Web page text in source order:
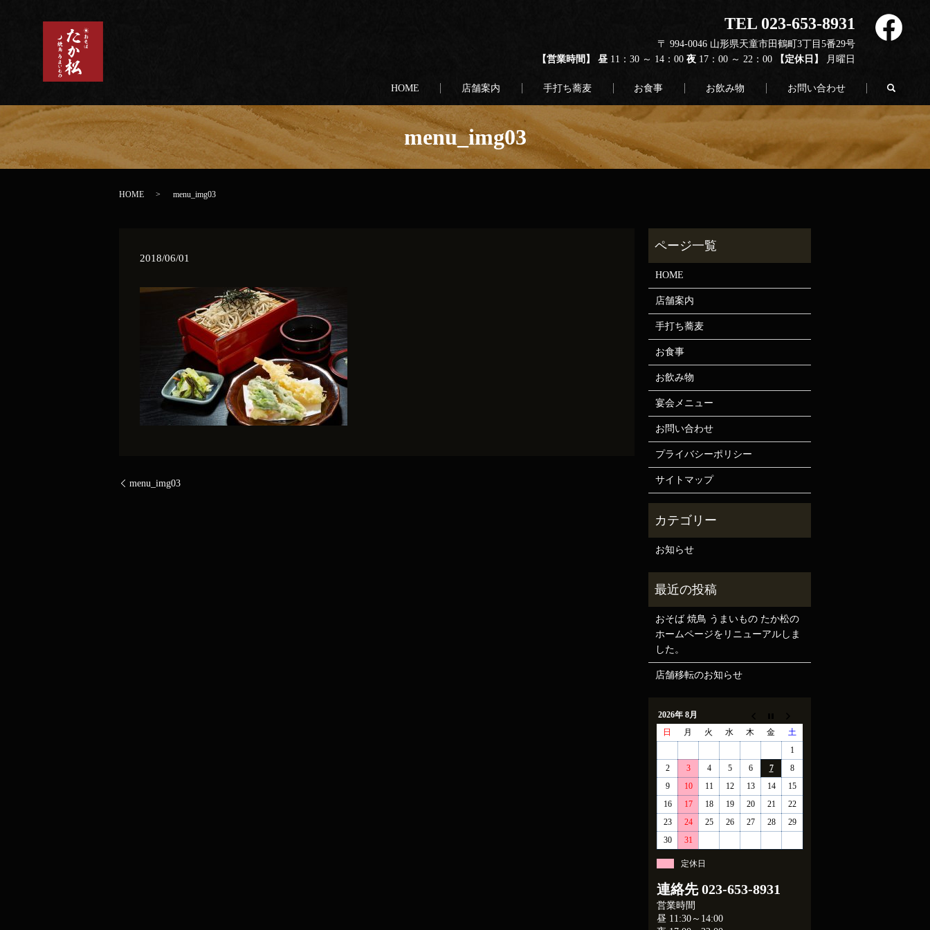
HOME 店舗案内 手打ち蕎麦 お食事 お飲み物 お問い合わせ
TEL 023-653-8931
〒 994-0046 山形県天童市田鶴町3丁目5番29号
【営業時間】 昼 11：30 ～ 14：00夜 17：00 ～ 22：00 【定休日】 月曜日
menu_img03
HOME menu_img03
2018/06/01
menu_img03
HOME
店舗案内
手打ち蕎麦
お食事
お飲み物
宴会メニュー
お問い合わせ
プライバシーポリシー
サイトマップ
お知らせ
おそば 焼鳥 うまいもの たか松の
ホームページをリニューアルしま
した。
店舗移転のお知らせ
2026年 8月
日
月 火 水 木 金
土
1
2
3 4 5 6 7
8
9
10 11 12 13 14
15
16
17 18 19 20 21
22
23
24 25 26 27 28
29
30
31
定休日
連絡先023-653-8931
営業時間
昼 11:30～14:00